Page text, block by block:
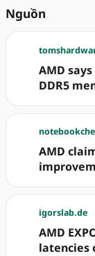
Nguồn
AMD
DDR5
AMD
igorslab.de
AMD
latencies